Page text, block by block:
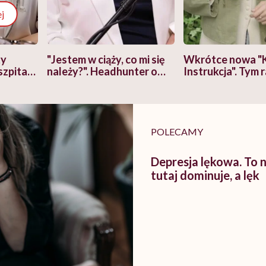
"Jestem w ciąży, co mi się
należy?". Headhunter o
pracy
Wkrótce nowa
Instrukcja". Tym
POLECAMY
Depresja lękowa. To
tutaj dominuje, a lęk